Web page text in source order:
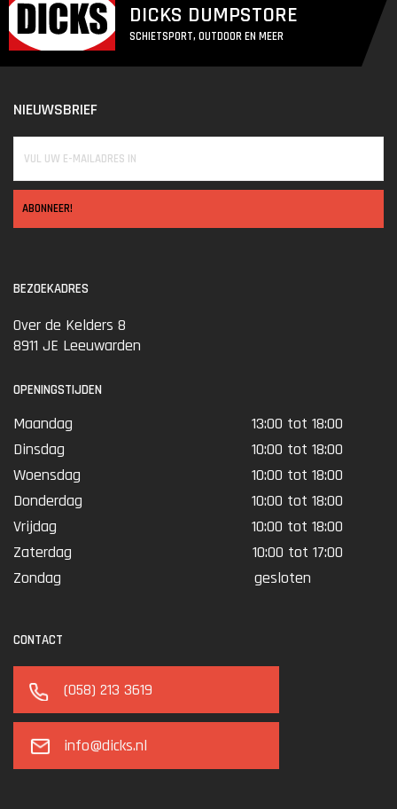
DICKS DUMPSTORE
SCHIETSPORT, OUTDOOR EN MEER
NIEUWSBRIEF
ABONNEER!
BEZOEKADRES
Over de Kelders 8
8911 JE Leeuwarden
OPENINGSTIJDEN
Maandag
13:00 tot 18:00
Dinsdag
10:00 tot 18:00
Woensdag
10:00 tot 18:00
Donderdag
10:00 tot 18:00
Vrijdag
10:00 tot 18:00
Zaterdag
10:00 tot 17:00
Zondag
gesloten
CONTACT
(058) 213 3619
info@dicks.nl